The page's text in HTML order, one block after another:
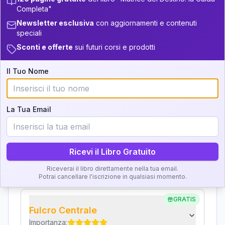
14-16 +6 10
16-17.5 +4 3
17.5-18.5 +6 20
Interpretazione
Clicca su ogni zona per leggere la definizione e
l'interpretazione!
GRATIS
Zona del Ritratto
Importanza:
Karma Genitore-Figlio
Importanza:
GRATIS
Fulcro Centrale
Importanza:
Completa"
Newsletter esclusiva con aggiornamenti e contenuti
speciali
Sconti e offerte sui futuri corsi e prodotti
Il Tuo Nome
La Tua Email
Ricevi il Libro Gratuito
Riceverai il libro direttamente nella tua email.
Potrai cancellare l'iscrizione in qualsiasi momento.